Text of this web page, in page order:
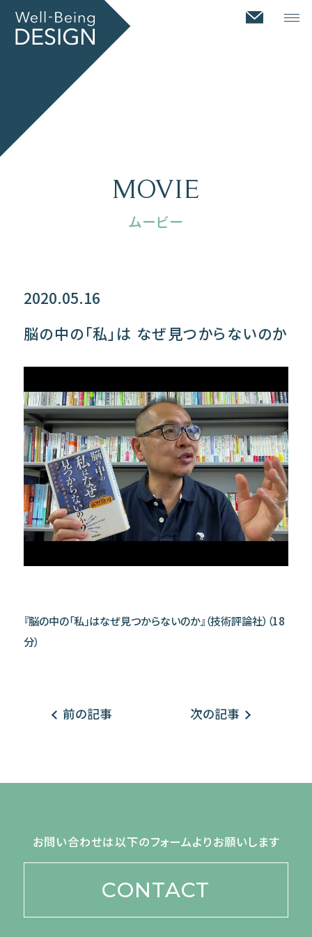
MOVIE
ムービー
2020.05.16
脳の中の「私」は なぜ見つからないのか
『脳の中の「私」はなぜ見つからないのか』（技術評論社）（18
分）
前の記事 次の記事
お問い合わせは以下のフォームよりお願いします
CONTACT